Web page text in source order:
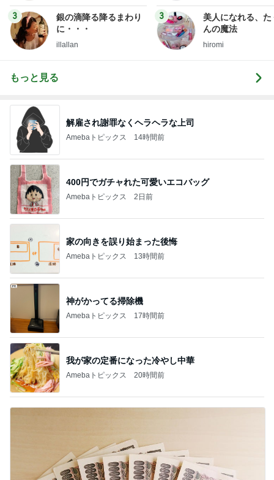
3
銀の滴降る降るまわり
に・・・
illallan
3
美人になれる、た
んの魔法
hiromi
もっと見る
解雇され謝罪なくヘラヘラな上司
Amebaトピックス 14時間前
400円でガチャれた可愛いエコバッグ
Amebaトピックス 2日前
家の向きを誤り始まった後悔
Amebaトピックス 13時間前
神がかってる掃除機
Amebaトピックス 17時間前
我が家の定番になった冷やし中華
Amebaトピックス 20時間前